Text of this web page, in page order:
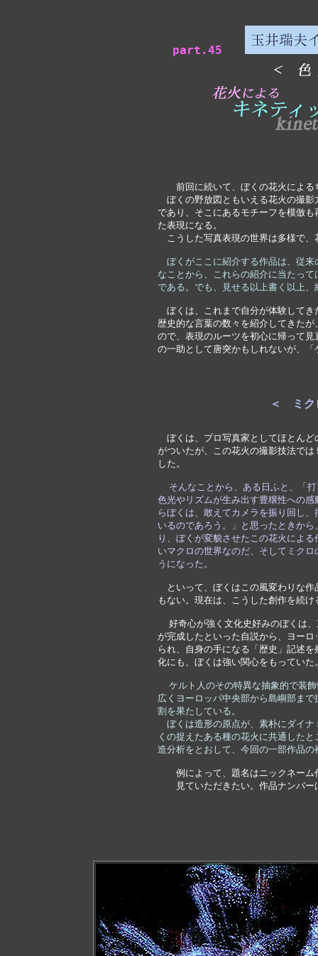
part.45
前回に続いて、ぼくの花火による
ぼくの野放図ともいえる花火の撮影
であり、そこにあるモチーフを模倣
た表現になる。
こうした写真表現の世界は多様で
ぼくがここに紹介する作品は、従
なことから、これらの紹介に当たっ
である。でも、見せる以上書く以上
ぼくは、これまで自分が体験してき
歴史的な言葉の数々を紹介してきた
ので、表現のルーツを初心に帰って
の一助として唐突かもしれないが、
＜　ミ
ぼくは、プロ写真家としてほとんど
がついたが、この花火の撮影技法で
した。
そんなことから、ある日ふと、「
色光やリズムが生み出す豊穣性への
らぼくは、敢えてカメラを振り回し
いるのであろう。」と思ったときか
り、ぼくが変貌させたこの花火によ
いマクロの世界なのだ、そしてミク
うになった。
といって、ぼくはこの風変わりな作
もない。現在は、こうした創作を続
好奇心が強く文化史好みのぼくは
が完成したといった自説から、ヨー
られ、自身の手になる「歴史」記述
化にも、ぼくは強い関心をもっていた
ケルト人のその特異な抽象的で装
広くヨーロッパ中央部から島嶼部ま
割を果たしている。
ぼくは造形の原点が、素朴にダイナ
くの捉えたある種の花火に共通した
造分析をとおして、今回の一部作品
例によって、題名はニックネーム
見ていただきたい。作品ナンバー